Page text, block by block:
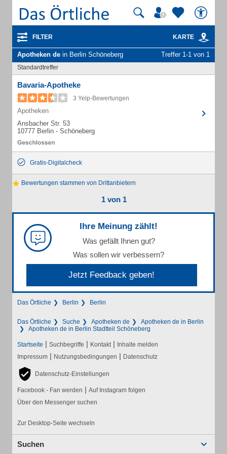
FILTER KARTE
Apotheken de in Berlin Schöneberg Treffer 1-1 von 1
Standardtreffer
Bavaria-Apotheke
3 Yelp-Bewertungen
Apotheken
Ansbacher Str. 53
10777 Berlin - Schöneberg
Gratis-Digitalcheck
Bewertungen stammen von Drittanbietern
1 von 1
Ihre Meinung zählt!
Was gefällt Ihnen gut?
Was sollen wir verbessern?
Jetzt Feedback geben!
Das Örtliche Berlin Berlin
Das Örtliche Suche Apotheken de
Apotheken de in Berlin
Apotheken de in Berlin Stadtteil Schöneberg
Startseite | Suchbegriffe | Kontakt | Inhalte melden
Impressum | Nutzungsbedingungen | Datenschutz
Datenschutz-Einstellungen
Facebook - Fan werden | Auf Instagram folgen
Über den Messenger suchen
Zur Desktop-Seite wechseln
Suchen